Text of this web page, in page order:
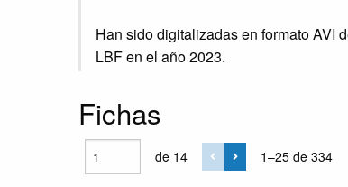
Han sido digitalizadas en formato AVI
LBF en el año 2023.
Fichas
de 14 1–25 de 334